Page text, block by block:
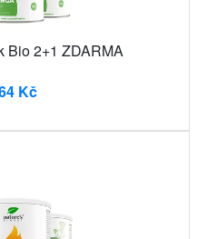
Bio 2+1 ZDARMA
Kč